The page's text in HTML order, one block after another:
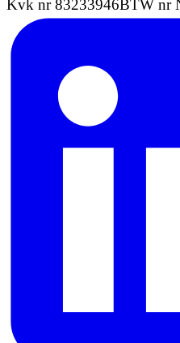
Kvk nr 83233946BTW nr